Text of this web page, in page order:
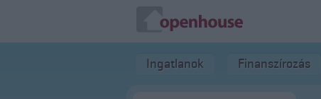
Ingatlanok Finanszírozás